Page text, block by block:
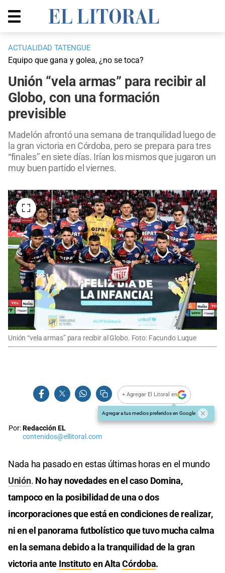
ACTUALIDAD TATENGUE
Equipo que gana y golea, ¿no se toca?
Unión “vela armas” para recibir al
Globo, con una formación
previsible
Madelón afrontó una semana de tranquilidad luego de
la gran victoria en Córdoba, pero se prepara para tres
“finales” en siete días. Irían los mismos que jugaron un
muy buen partido el viernes.
Unión “vela armas” para recibir al Globo. Foto: Facundo Luque
+ Agregar El Litoral en
Agregar a tus medios preferidos en Google
Por:Redacción EL
contenidos@ellitoral.com
Nada ha pasado en estas últimas horas en el mundo
Unión. No hay novedades en el caso Domina,
tampoco en la posibilidad de una o dos
incorporaciones que está en condiciones de realizar,
ni en el panorama futbolístico que tuvo mucha calma
en la semana debido a la tranquilidad de la gran
victoria ante Institutoen AltaCórdoba.